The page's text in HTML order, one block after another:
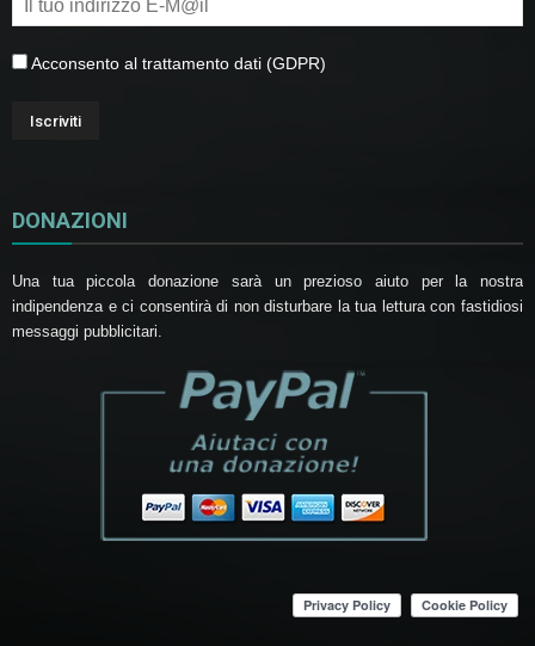
Acconsento al trattamento dati (GDPR)
DONAZIONI
Una tua piccola donazione sarà un prezioso aiuto per la nostra
indipendenza e ci consentirà di non disturbare la tua lettura con fastidiosi
messaggi pubblicitari.